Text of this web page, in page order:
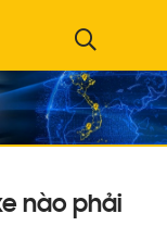
nào phải